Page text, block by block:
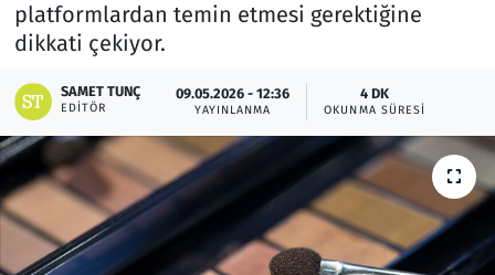
platformlardan temin etmesi gerektiğine
dikkati çekiyor.
SAMET TUNÇ
EDITÖR
09.05.2026 - 12:36
YAYINLANMA
4 DK
OKUNMA SÜRESI
Otomobil
Oyun
Ramazan
Resmi İlanlar
Rüya Tabirleri